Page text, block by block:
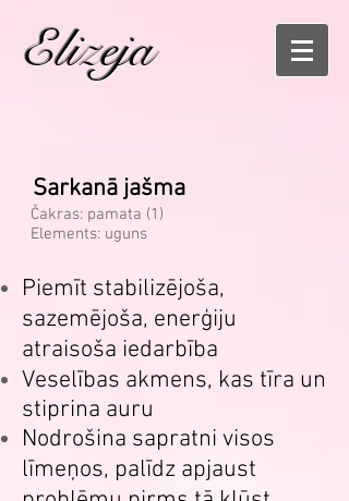
Elizeja
Sarkanā jašma
Čakras: pamata (1)
Elements: uguns
Piemīt stabilizējoša,
sazemējoša, enerģiju
atraisoša iedarbība
Veselības akmens, kas tīra un
stiprina auru
Nodrošina sapratni visos
līmeņos, palīdz apjaust